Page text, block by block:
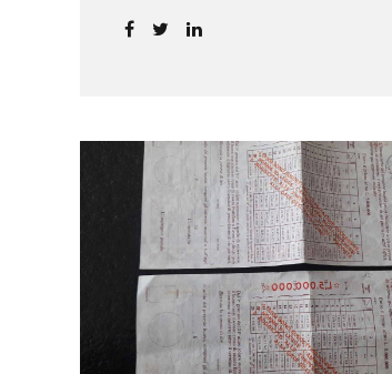
anche i costi assicurativi collegati al
consumatori.